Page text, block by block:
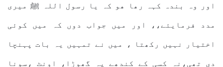
اور وہ بندہ کہہ رھا ھو کہ یا رسول اللہ ﷺ میری
مدد فرمایئے،، اور میں جواب دوں کہ میں کوئی
اختیار نہیں رکھتا ، میں نے تمہیں یہ بات پہنچا
دی تھی،نہ کسی کے کندھے پہ گھوڑا، اونٹ ،سونا